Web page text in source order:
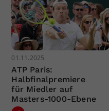
01.11.2025
ATP Paris:
Halbfinalpremiere
für Miedler auf
Masters-1000-Ebene